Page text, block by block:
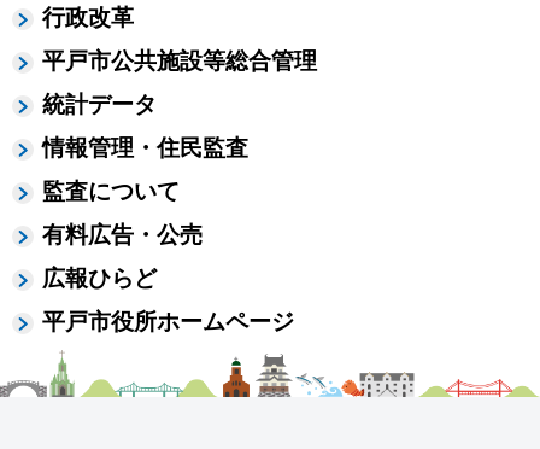
行政改革
平戸市公共施設等総合管理
統計データ
情報管理・住民監査
監査について
有料広告・公売
広報ひらど
平戸市役所ホームページ